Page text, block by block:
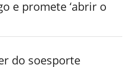
e promete ‘abrir o
do soesporte